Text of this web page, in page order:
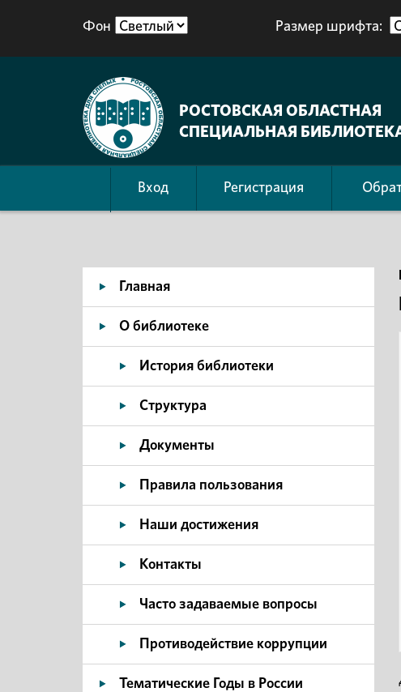
Фон Размер шрифта:
РОСТОВСКАЯ ОБЛАСТНАЯ
СПЕЦИАЛЬНАЯ
Вход Регистрация
Главная
О библиотеке
История библиотеки
Структура
Документы
Правила пользования
Наши достижения
Контакты
Часто задаваемые вопросы
Противодействие коррупции
Тематические Годы в России